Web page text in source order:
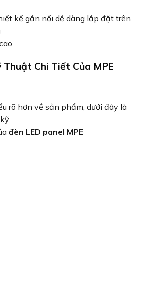
kế gắn nổi dễ dàng lắp đặt trên
Thuật Chi Tiết Của MPE
rõ hơn về sản phẩm, dưới đây là
đèn LED panel MPE